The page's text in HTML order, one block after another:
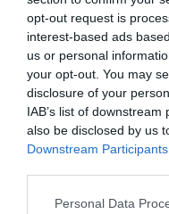
opt-out request is
interest-based ads
us or personal
your opt-out. You may
disclosure of your
IAB’s list of
also be disclosed by us
Downstream Participants
Personal Data
RECEPT